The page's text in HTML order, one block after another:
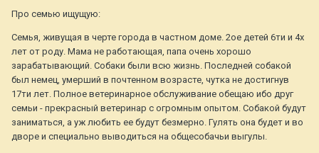
Про семью ищущую:
Семья, живущая в черте города в частном доме. 2ое детей 6ти и 4х
лет от роду. Мама не работающая, папа очень хорошо
зарабатывающий. Собаки были всю жизнь. Последней собакой
был немец, умерший в почтенном возрасте, чутка не достигнув
17ти лет. Полное ветеринарное обслуживание обещаю ибо друг
семьи - прекрасный ветеринар с огромным опытом. Собакой будут
заниматься, а уж любить ее будут безмерно. Гулять она будет и во
дворе и специально выводиться на общесобачьи выгулы.